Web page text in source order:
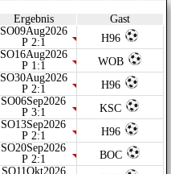
Ergebnis
Gast
SO09Aug2026
P 2:1
H96
SO16Aug2026
P 1:1
WOB
SO30Aug2026
P 2:1
H96
SO06Sep2026
P 3:1
KSC
SO13Sep2026
P 2:1
H96
SO20Sep2026
P 2:1
BOC
SO11Okt2026